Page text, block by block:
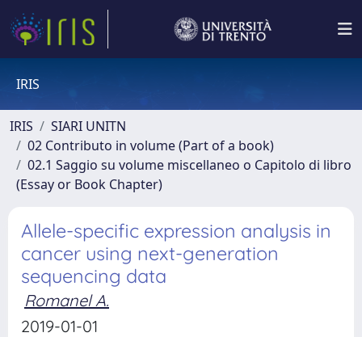
IRIS
IRIS
SIARI UNITN
02 Contributo in volume (Part of a book)
02.1 Saggio su volume miscellaneo o Capitolo di libro
(Essay or Book Chapter)
Allele-specific expression analysis in
cancer using next-generation
sequencing data
Romanel A.
2019-01-01